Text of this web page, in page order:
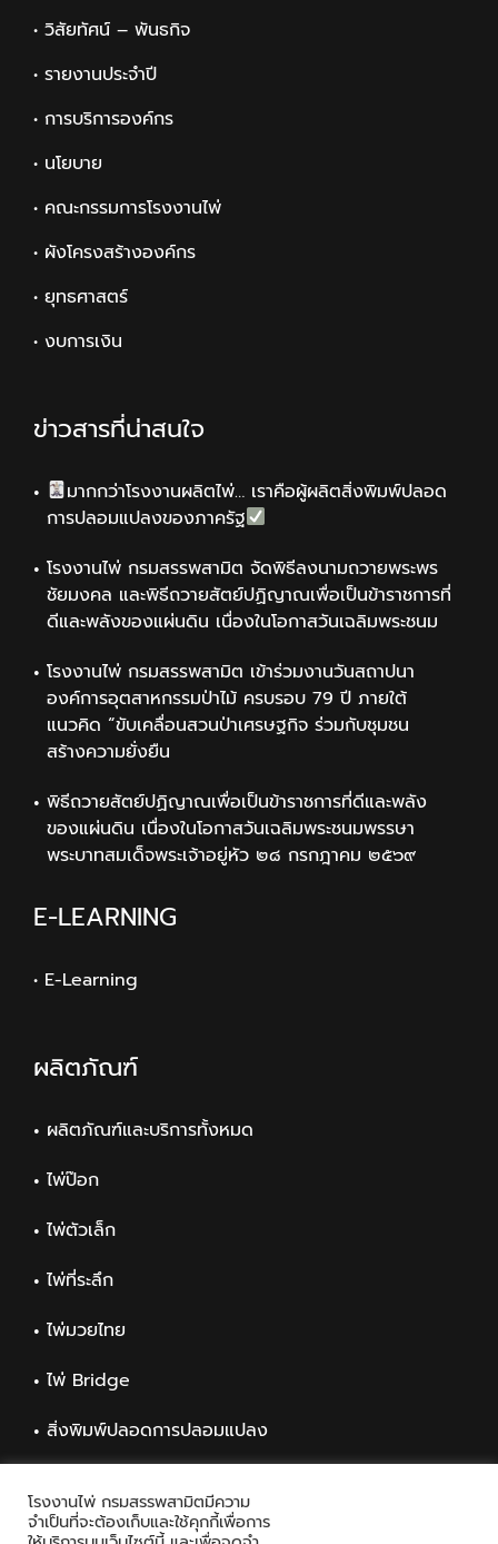
• วิสัยทัศน์ – พันธกิจ
• รายงานประจำปี
• การบริการองค์กร
• นโยบาย
• คณะกรรมการโรงงานไพ่
• ผังโครงสร้างองค์กร
• ยุทธศาสตร์
• งบการเงิน
ข่าวสารที่น่าสนใจ
มากกว่าโรงงานผลิตไพ่… เราคือผู้ผลิตสิ่งพิมพ์ปลอด
การปลอมแปลงของภาครัฐ
โรงงานไพ่ กรมสรรพสามิต จัดพิธีลงนามถวายพระพร
ชัยมงคล และพิธีถวายสัตย์ปฏิญาณเพื่อเป็นข้าราชการที่
ดีและพลังของแผ่นดิน เนื่องในโอกาสวันเฉลิมพระชนม
โรงงานไพ่ กรมสรรพสามิต เข้าร่วมงานวันสถาปนา
องค์การอุตสาหกรรมป่าไม้ ครบรอบ 79 ปี ภายใต้
แนวคิด “ขับเคลื่อนสวนป่าเศรษฐกิจ ร่วมกับชุมชน
สร้างความยั่งยืน
พิธีถวายสัตย์ปฏิญาณเพื่อเป็นข้าราชการที่ดีและพลัง
ของแผ่นดิน เนื่องในโอกาสวันเฉลิมพระชนมพรรษา
พระบาทสมเด็จพระเจ้าอยู่หัว ๒๘ กรกฎาคม ๒๕๖๙
E-LEARNING
• E-Learning
ผลิตภัณฑ์
ผลิตภัณฑ์และบริการทั้งหมด
ไพ่ป๊อก
ไพ่ตัวเล็ก
ไพ่ที่ระลึก
ไพ่มวยไทย
ไพ่ Bridge
สิ่งพิมพ์ปลอดการปลอมแปลง
โรงงานไพ่ กรมสรรพสามิตมีความ
จำเป็นที่จะต้องเก็บและใช้คุกกี้เพื่อการ